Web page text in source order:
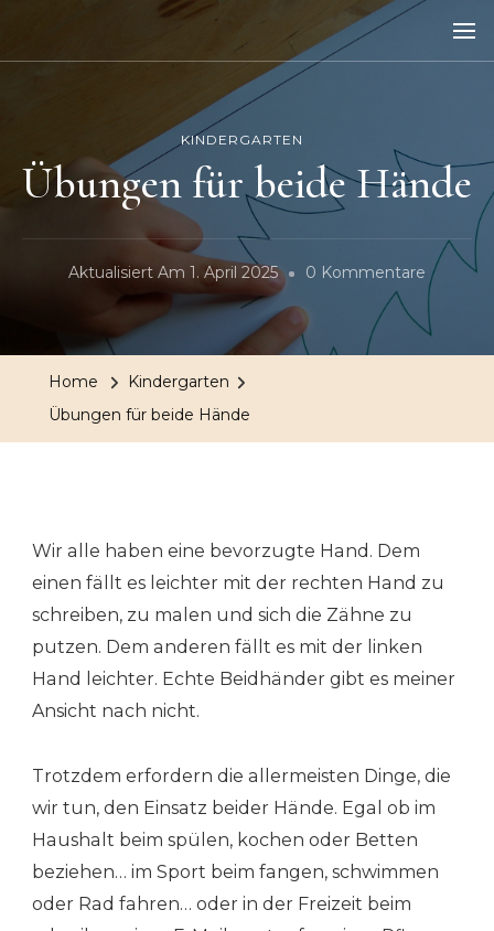
KINDERGARTEN
Übungen für beide Hände
Aktualisiert Am 1. April 2025 0 Kommentare Zu
Für
Home
Kindergarten
Übungen für beide Hände
Wir alle haben eine bevorzugte Hand. Dem
einen fällt es leichter mit der rechten Hand zu
schreiben, zu malen und sich die Zähne zu
putzen. Dem anderen fällt es mit der linken
Hand leichter. Echte Beidhänder gibt es meiner
Ansicht nach nicht.
Trotzdem erfordern die allermeisten Dinge, die
wir tun, den Einsatz beider Hände. Egal ob im
Haushalt beim spülen, kochen oder Betten
beziehen… im Sport beim fangen, schwimmen
oder Rad fahren… oder in der Freizeit beim